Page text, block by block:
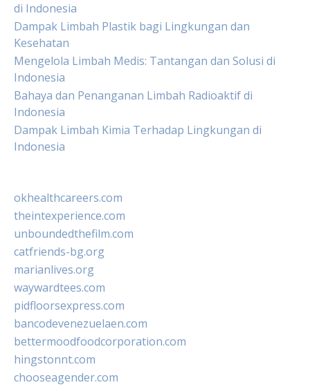
di Indonesia
Dampak Limbah Plastik bagi Lingkungan dan
Kesehatan
Mengelola Limbah Medis: Tantangan dan Solusi di
Indonesia
Bahaya dan Penanganan Limbah Radioaktif di
Indonesia
Dampak Limbah Kimia Terhadap Lingkungan di
Indonesia
okhealthcareers.com
theintexperience.com
unboundedthefilm.com
catfriends-bg.org
marianlives.org
waywardtees.com
pidfloorsexpress.com
bancodevenezuelaen.com
bettermoodfoodcorporation.com
hingstonnt.com
chooseagender.com